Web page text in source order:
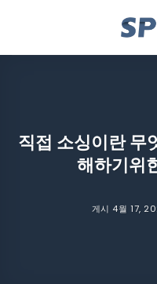
직접 소싱이란 무
해하기위
게시 4월 17,